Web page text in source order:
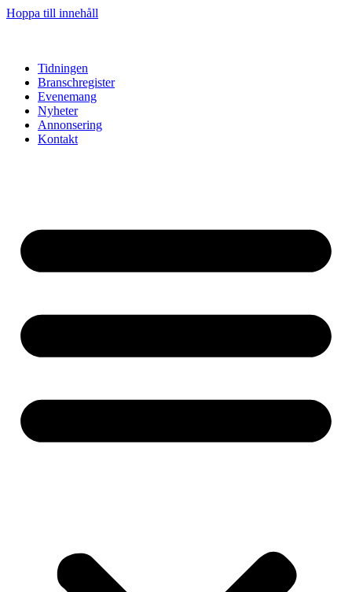
Hoppa till innehåll
Tidningen
Branschregister
Evenemang
Nyheter
Annonsering
Kontakt